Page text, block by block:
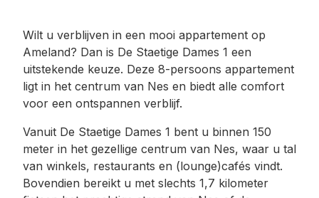
Wilt u verblijven in een mooi appartement op
Ameland? Dan is De Staetige Dames 1 een
uitstekende keuze. Deze 8-persoons appartement
ligt in het centrum van Nes en biedt alle comfort
voor een ontspannen verblijf.
Vanuit De Staetige Dames 1 bent u binnen 150
meter in het gezellige centrum van Nes, waar u tal
van winkels, restaurants en (lounge)cafés vindt.
Bovendien bereikt u met slechts 1,7 kilometer